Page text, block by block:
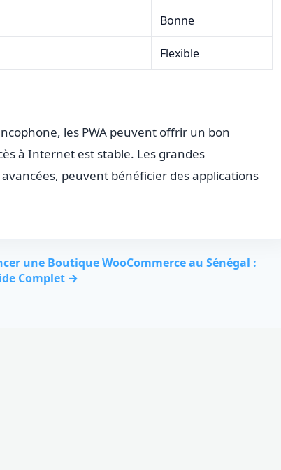
Bonne
Flexible
les PWA peuvent offrir un bon
à Internet est stable. Les grandes
peuvent bénéficier des applications
une Boutique WooCommerce au Sénégal :
Complet →